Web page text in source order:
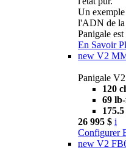
Un
l'ADN de la
Panigale
En Savoir
new V2
Panigale
120
69
26 995 $ i
Configurer
new V2